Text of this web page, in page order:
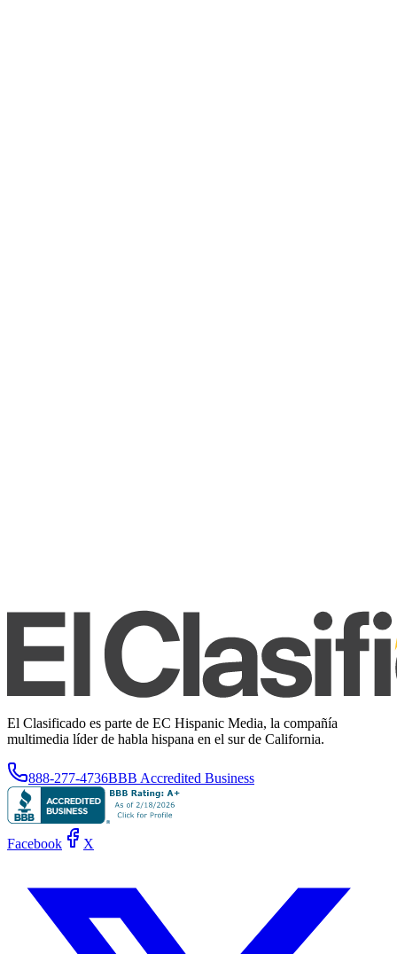
El Clasificado es parte de EC Hispanic Media, la compañía
multimedia líder de habla hispana en el sur de California.
888-277-4736BBB Accredited Business
Facebook X